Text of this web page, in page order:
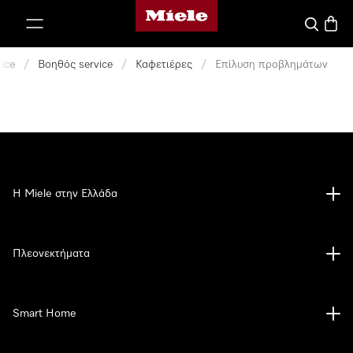
Αρχική σελίδα της Miele
/ Βοηθός service / Καφετιέρες / Επίλυση προβλημάτων
Η Miele στην Ελλάδα
Πλεονεκτήματα
Smart Home